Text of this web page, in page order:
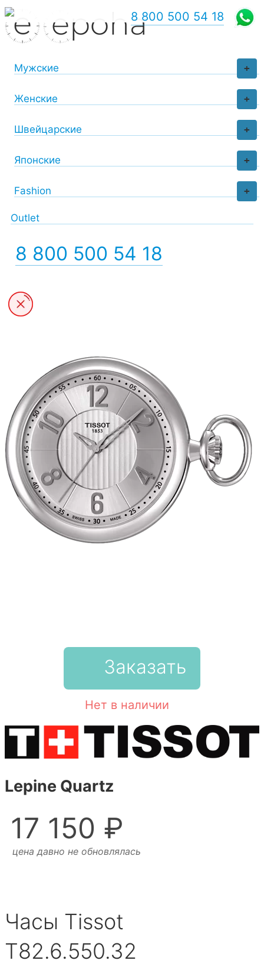
+
Мужские
+
Женские
+
Швейцарские
+
Японские
+
Fashion
Outlet
8 800 500 54 18
8 800 500 54 18
Заказать
Нет в наличии
Lepine Quartz
17 150 ₽
цена давно не обновлялась
Часы Tissot
T82.6.550.32